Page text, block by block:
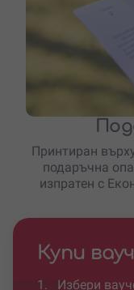
Принтиран
подаръчна
изпратен с
Купи
1. Избери